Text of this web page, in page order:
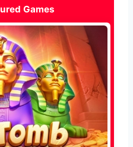
Games